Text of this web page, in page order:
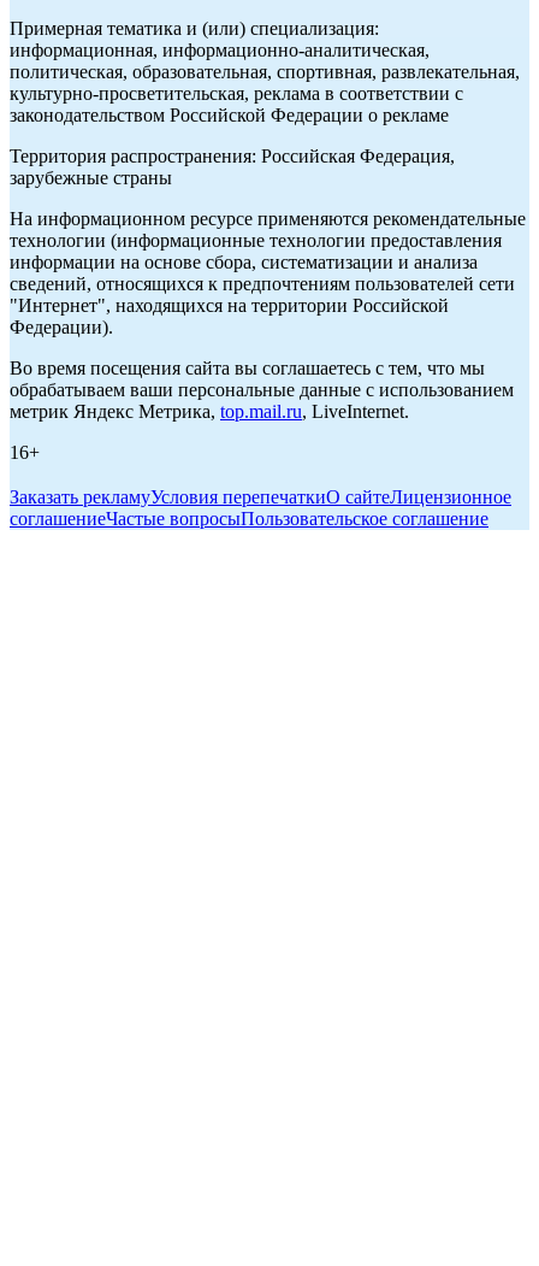
Примерная тематика и (или) специализация:
информационная, информационно-аналитическая,
политическая, образовательная, спортивная, развлекательная,
культурно-просветительская, реклама в соответствии с
законодательством Российской Федерации о рекламе
Территория распространения: Российская Федерация,
зарубежные страны
На информационном ресурсе применяются рекомендательные
технологии (информационные технологии предоставления
информации на основе сбора, систематизации и анализа
сведений, относящихся к предпочтениям пользователей сети
"Интернет", находящихся на территории Российской
Федерации).
Во время посещения сайта вы соглашаетесь с тем, что мы
обрабатываем ваши персональные данные с использованием
метрик Яндекс Метрика, top.mail.ru, LiveInternet.
16+
Заказать рекламуУсловия перепечаткиО сайтеЛицензионное
соглашениеЧастые вопросыПользовательское соглашение